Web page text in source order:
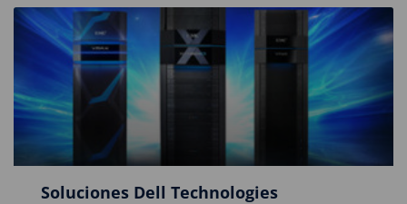
Soluciones Dell Technologies